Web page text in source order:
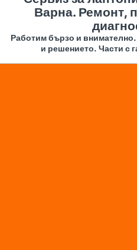
Варна. Ремонт,
Работим бързо и
и решението. Части с